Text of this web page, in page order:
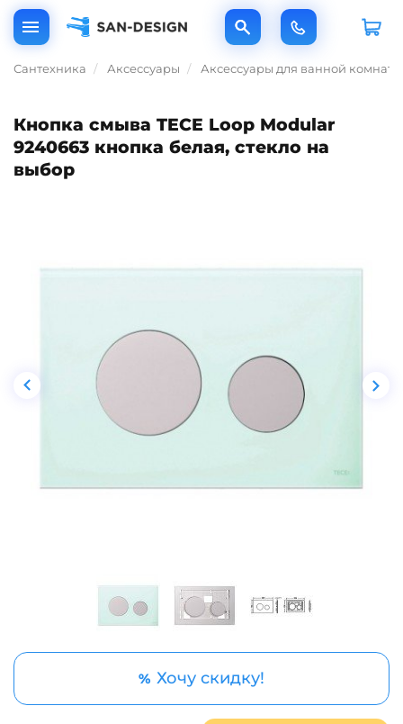
Сантехника Аксессуары Аксессуары для ванной комнаты
Кнопка смыва TECE Loop Modular
9240663 кнопка белая, стекло на
выбор
% Хочу скидку!